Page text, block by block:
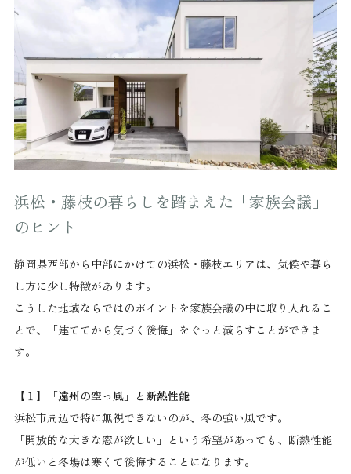
浜松・藤枝の暮らしを踏まえた「家族会議」
のヒント
静岡県西部から中部にかけての浜松・藤枝エリアは、気候や暮ら
し方に少し特徴があります。
こうした地域ならではのポイントを家族会議の中に取り入れるこ
とで、「建ててから気づく後悔」をぐっと減らすことができま
す。
【１】「遠州の空っ風」と断熱性能
浜松市周辺で特に無視できないのが、冬の強い風です。
「開放的な大きな窓が欲しい」という希望があっても、断熱性能
が低いと冬場は寒くて後悔することになります。